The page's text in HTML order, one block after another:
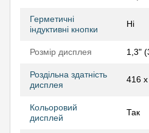
Герметичні
індуктивні кнопки
Ні
Розмір дисплея 1,3"
Роздільна здатність
дисплея
416 х
Кольоровий
дисплей
Так